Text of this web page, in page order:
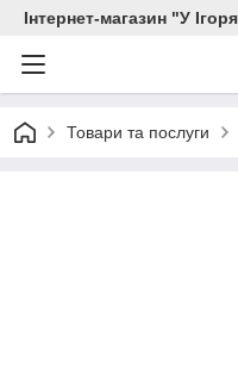
Інтернет-магазин "У
Товари та послуги